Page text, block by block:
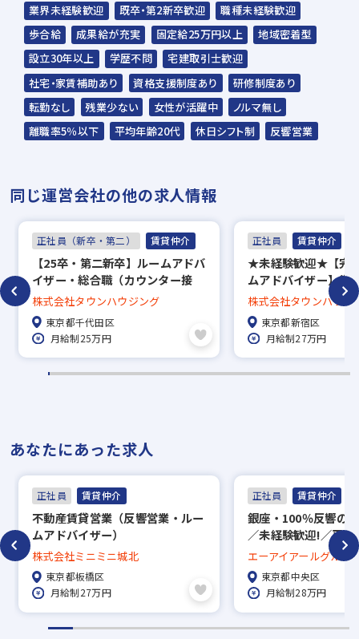
業界未経験歓迎
既卒・第2新卒歓迎
職種未経験歓迎
歩合給
成果給が充実 固定給25万円以上
地域密着型
設立30年以上
学歴不問
宅建取引士歓迎
社宅・家賃補助あり
資格支援制度あり
研修制度あり
転勤なし
残業少ない 女性が活躍中
ノルマ無し
離職率5％以下
平均年齢20代 休日シフト制 反響営業
同じ運営会社の他の求人情報
正社員（新卒・第二） 賃貸仲介
【25卒・第二新卒】ルームアドバ
イザー・総合職（カウンター接
客）賞与年3回／直営140店舗の
老舗安定企業
株式会社タウンハウジング
東京都千代田区
月給制25万円
正社員 賃貸仲介
★未経験歓迎★【完
ムアドバイザー】賞
回長期休暇あり／約
中から好きな物件に
度、家賃補助50％／
で地域密着！
株式会社タウンハウジ
東京都新宿区
月給制27万円
あなたにあった求人
正社員 賃貸仲介
不動産賃貸営業（反響営業・ルー
ムアドバイザー）
株式会社ミニミニ城北
東京都板橋区
月給制27万円
正社員 賃貸仲介
銀座・100％反響の
／未経験歓迎!／平
のルームアドバイザ
エーアイアールグルー
東京都中央区
月給制28万円